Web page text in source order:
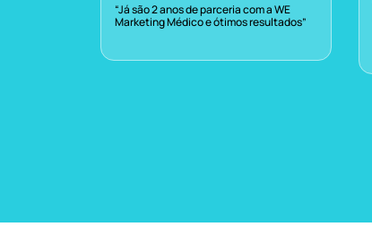
“Já são 2 anos de parceria com a WE
Marketing Médico e ótimos resultados”